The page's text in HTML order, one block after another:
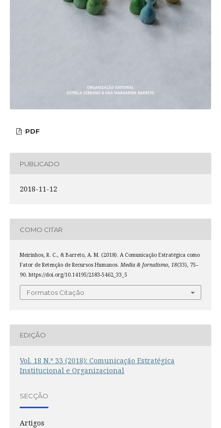
PDF
PUBLICADO
2018-11-12
COMO CITAR
Meirinhos, R. C., & Barreto, A. M. (2018). A Comunicação Estratégica como
Fator de Retenção de Recursos Humanos. Media & Jornalismo, 18(33), 75–
90. https://doi.org/10.14195/2183-5462_33_5
Formatos Citação
EDIÇÃO
Vol. 18 N.º 33 (2018): Comunicação Estratégica
Institucional e Organizacional
SECÇÃO
Artigos